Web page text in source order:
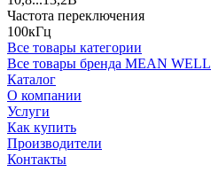
Частота переключения
100кГц
Все товары категории
Все товары бренда MEAN WELL
Каталог
О компании
Услуги
Как купить
Производители
Контакты